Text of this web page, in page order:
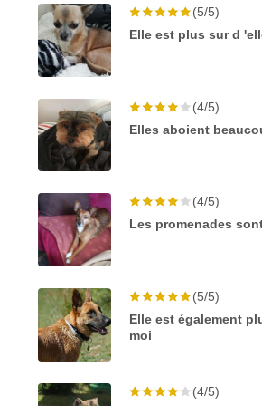
(5/5)
Elle est plus sur d
(4/5)
Elles aboient
(4/5)
Les promenades
(5/5)
Elle est également
moi
(4/5)